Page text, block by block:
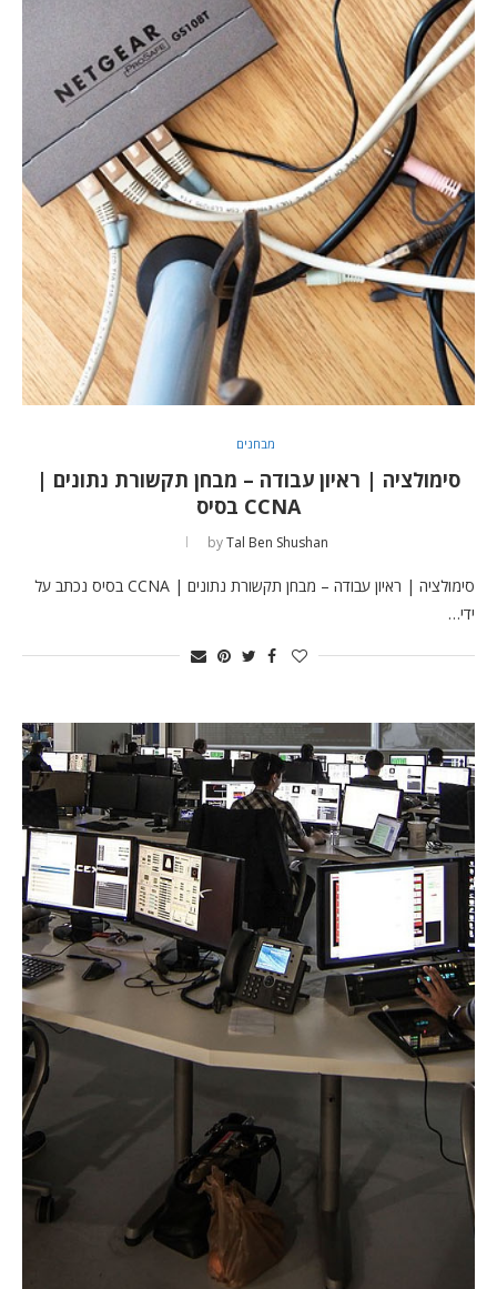
מבחנים
סימולציה | ראיון עבודה – מבחן תקשורת נתונים |
CCNA בסיס
byTal Ben Shushan
סימולציה | ראיון עבודה – מבחן תקשורת נתונים | CCNA בסיס נכתב על
ידי…